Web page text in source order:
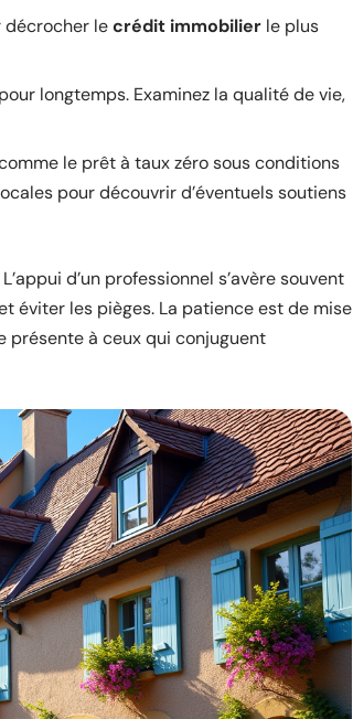
décrocher lecrédit immobilier le plus
longtemps. Examinez la qualité de vie,
le prêt à taux zéro sous conditions
pour découvrir d’éventuels soutiens
d’un professionnel s’avère souvent
éviter les pièges. La patience est de mise
présente à ceux qui conjuguent